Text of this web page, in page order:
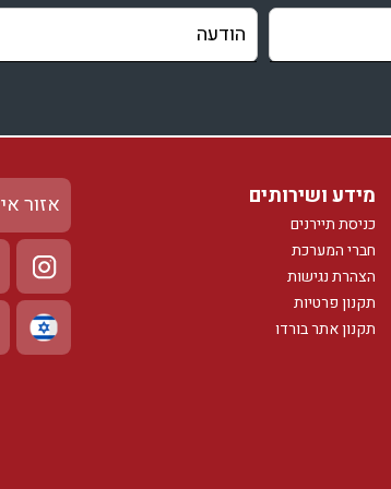
מידע ושירותים
כניסת תיירנים
חברי המערכת
הצהרת נגישות
תקנון פרטיות
תקנון אתר בורדו
אזור